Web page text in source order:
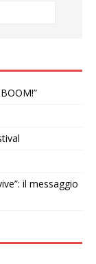
il messaggio